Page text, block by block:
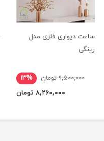
ساعت دیواری فلزی مدل
رینگی
۹,۵۰۰,۰۰۰ تومان
۱۳%
۸,۲۶۰,۰۰۰ تومان